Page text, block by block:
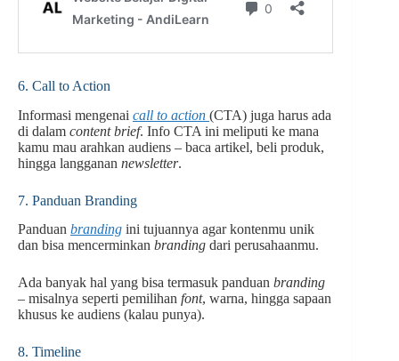
6. Call to Action
Informasi mengenai call to action (CTA) juga harus ada
di dalam content brief. Info CTA ini meliputi ke mana
kamu mau arahkan audiens – baca artikel, beli produk,
hingga langganan newsletter.
7. Panduan Branding
Panduan branding ini tujuannya agar kontenmu unik
dan bisa mencerminkan branding dari perusahaanmu.
Ada banyak hal yang bisa termasuk panduan branding
– misalnya seperti pemilihan font, warna, hingga sapaan
khusus ke audiens (kalau punya).
8. Timeline